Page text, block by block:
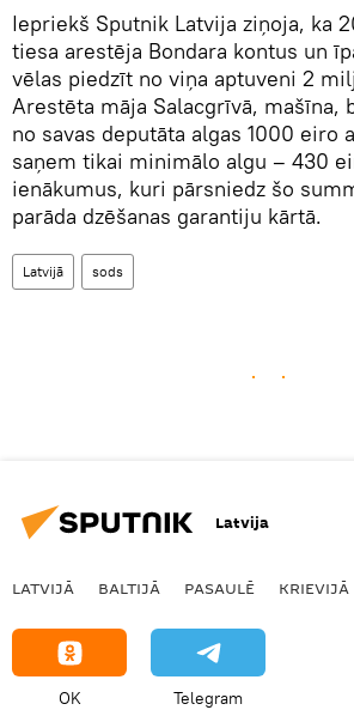
Iepriekš Sputnik Latvija ziņoja, ka
tiesa arestēja Bondara kontus un
vēlas piedzīt no viņa aptuveni 2
Arestēta māja Salacgrīvā, mašīna,
no savas deputāta algas 1000 eiro
saņem tikai minimālo algu – 430
ienākumus, kuri pārsniedz šo
parāda dzēšanas garantiju kārtā.
Latvijā sods
Latvija
LATVIJĀ BALTIJĀ PASAULĒ KRIEVIJĀ
OK Telegram